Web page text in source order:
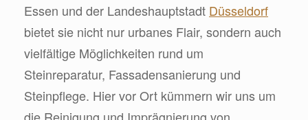
Essen und der Landeshauptstadt Düsseldorf
bietet sie nicht nur urbanes Flair, sondern auch
vielfältige Möglichkeiten rund um
Steinreparatur, Fassadensanierung und
Steinpflege. Hier vor Ort kümmern wir uns um